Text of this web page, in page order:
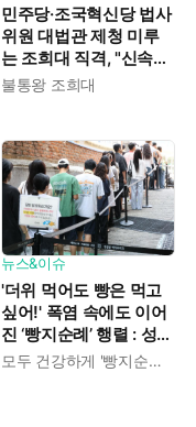
민주당·조국혁신당 법사
위원 대법관 제청 미루
는 조희대 직격, "신속한
재판 약속도 저버려"
불통왕 조희대
뉴스&이슈
'더위 먹어도 빵은 먹고
싶어!' 폭염 속에도 이어
진 ‘빵지순례’ 행렬 : 성심
당이 대기 손님 위해 준모두 건강하게 '빵지순례' 마치시길.